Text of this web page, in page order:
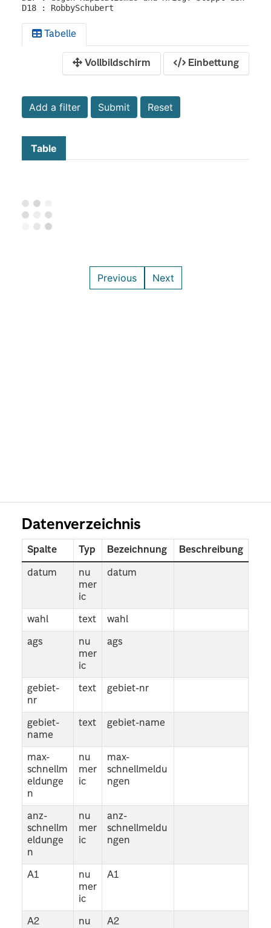
Tabelle
Vollbildschirm Einbettung
Datenverzeichnis
Spalte Typ Bezeichnung Beschreibung
datum
nu
mer
ic
datum
wahl text wahl
ags
nu
mer
ic
ags
gebiet-
nr
text gebiet-nr
gebiet-
name
text gebiet-name
max-
schnellm
eldunge
n
nu
mer
ic
max-
schnellmeldu
ngen
anz-
schnellm
eldunge
n
nu
mer
ic
anz-
schnellmeldu
ngen
A1
nu
mer
ic
A1
A2
nu
A2